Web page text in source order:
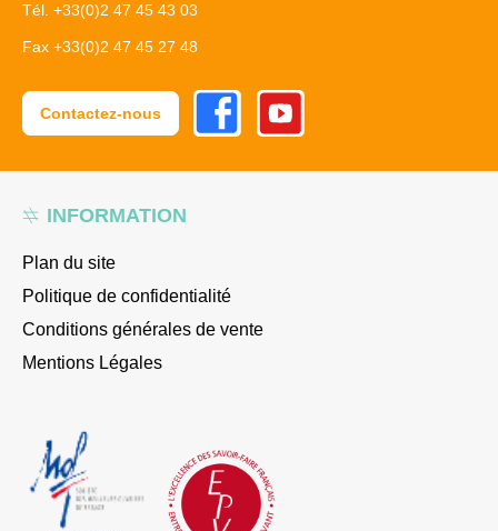
INFORMATION
Plan du site
Politique de confidentialité
Conditions générales de vente
Mentions Légales
Tél. +33(0)2 47 45 43 03
Fax +33(0)2 47 45 27 48
Contactez-nous
FacebookYoutube